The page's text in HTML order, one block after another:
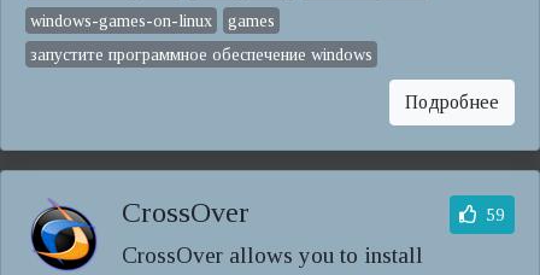
windows-games-on-linux
games
запустите программное обеспечение windows
Подробнее
CrossOver
CrossOver allows you to install
59